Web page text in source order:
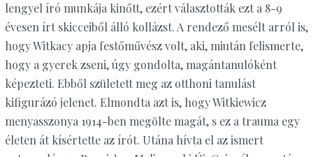
lengyel író munkája kinőtt, ezért választották ezt a 8-9
évesen írt skicceiből álló kollázst. A rendező mesélt arról is,
hogy Witkacy apja festőművész volt, aki, miután felismerte,
hogy a gyerek zseni, úgy gondolta, magántanulóként
képezteti. Ebből született meg az otthoni tanulást
kifigurázó jelenet. Elmondta azt is, hogy Witkiewicz
menyasszonya 1914-ben megölte magát, s ez a trauma egy
életen át kísértette az írót. Utána hívta el az ismert